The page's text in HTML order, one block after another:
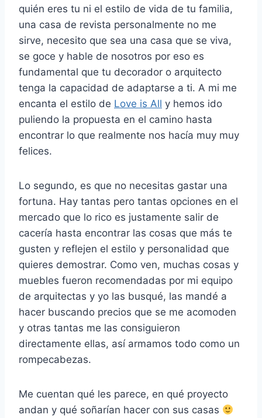
quién eres tu ni el estilo de vida de tu familia,
una casa de revista personalmente no me
sirve, necesito que sea una casa que se viva,
se goce y hable de nosotros por eso es
fundamental que tu decorador o arquitecto
tenga la capacidad de adaptarse a ti. A mi me
encanta el estilo de Love is All y hemos ido
puliendo la propuesta en el camino hasta
encontrar lo que realmente nos hacía muy muy
felices.
Lo segundo, es que no necesitas gastar una
fortuna. Hay tantas pero tantas opciones en el
mercado que lo rico es justamente salir de
cacería hasta encontrar las cosas que más te
gusten y reflejen el estilo y personalidad que
quieres demostrar. Como ven, muchas cosas y
muebles fueron recomendadas por mi equipo
de arquitectas y yo las busqué, las mandé a
hacer buscando precios que se me acomoden
y otras tantas me las consiguieron
directamente ellas, así armamos todo como un
rompecabezas.
Me cuentan qué les parece, en qué proyecto
andan y qué soñarían hacer con sus casas